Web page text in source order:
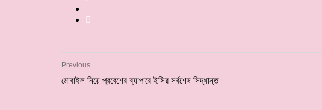
Previous
মোবাইল নিয়ে প্রবেশের ব্যাপারে ইসির সর্বশেষ সিদ্ধান্ত